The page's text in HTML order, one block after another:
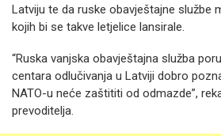
Latviju te da ruske obavještajne službe
kojih bi se takve letjelice lansirale.
“Ruska vanjska obavještajna služba
centara odlučivanja u Latviji dobro
NATO-u neće zaštititi od odmazde”,
prevoditelja.